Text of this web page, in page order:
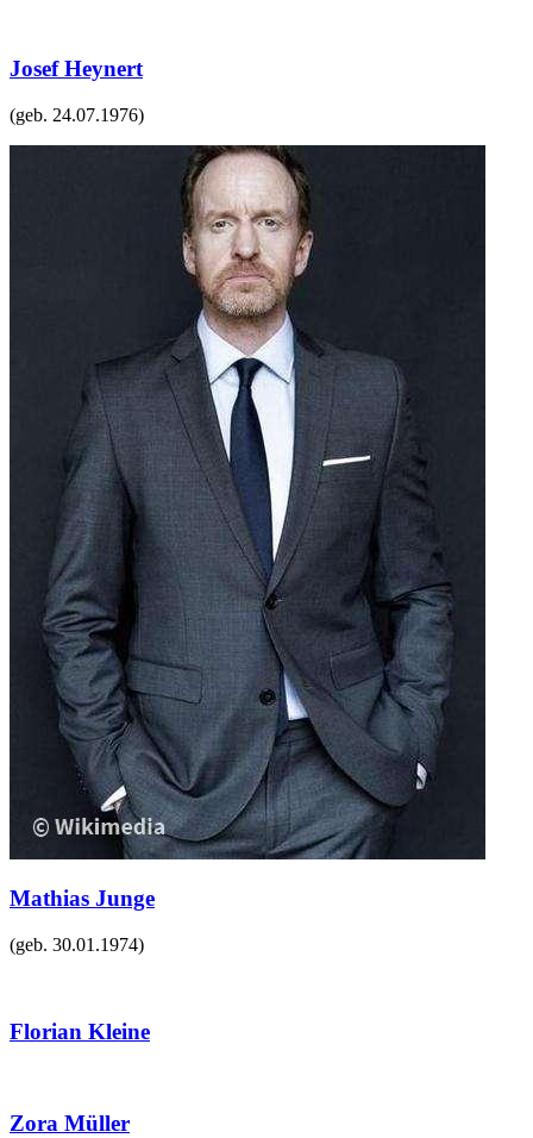
Josef Heynert
(geb. 24.07.1976)
Mathias Junge
(geb. 30.01.1974)
Florian Kleine
Zora Müller